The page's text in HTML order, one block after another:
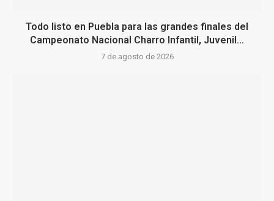
Todo listo en Puebla para las grandes finales del
Campeonato Nacional Charro Infantil, Juvenil...
7 de agosto de 2026